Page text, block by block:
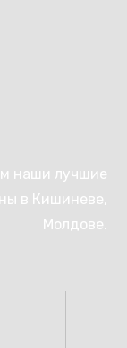
наши лучшие
в Кишиневе,
Молдове.